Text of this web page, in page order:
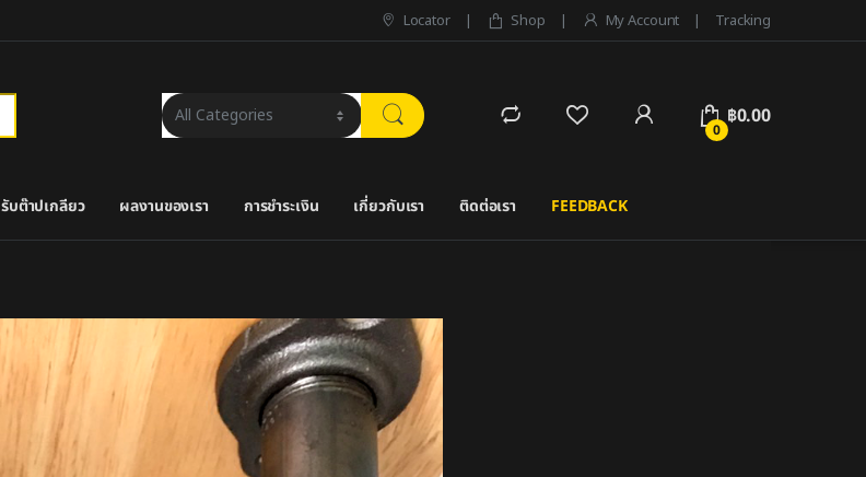
Locator Shop My Account Tracking
0
฿0.00
รับต๊าปเกลียว ผลงานของเรา การชำระเงิน เกี่ยวกับเรา ติดต่อเรา FEEDBACK